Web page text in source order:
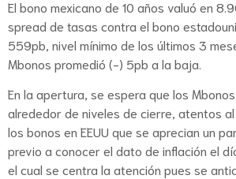
El bono mexicano de 10 años valuó en
spread de tasas contra el bono
559pb, nivel mínimo de los últimos 3
Mbonos promedió (-) 5pb a la baja.
En la apertura, se espera que los
alrededor de niveles de cierre, atentos
los bonos en EEUU que se aprecian un
previo a conocer el dato de inflación el
el cual se centra la atención pues se